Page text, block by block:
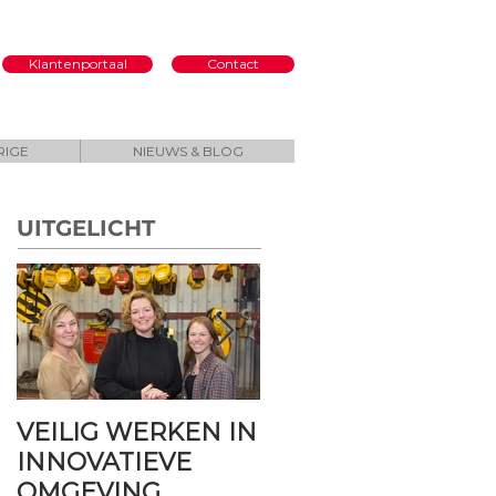
Klantenportaal Contact
NIEUWS & BLOG
UITGELICHT
VEILIG WERKEN IN
INNOVATIEVE